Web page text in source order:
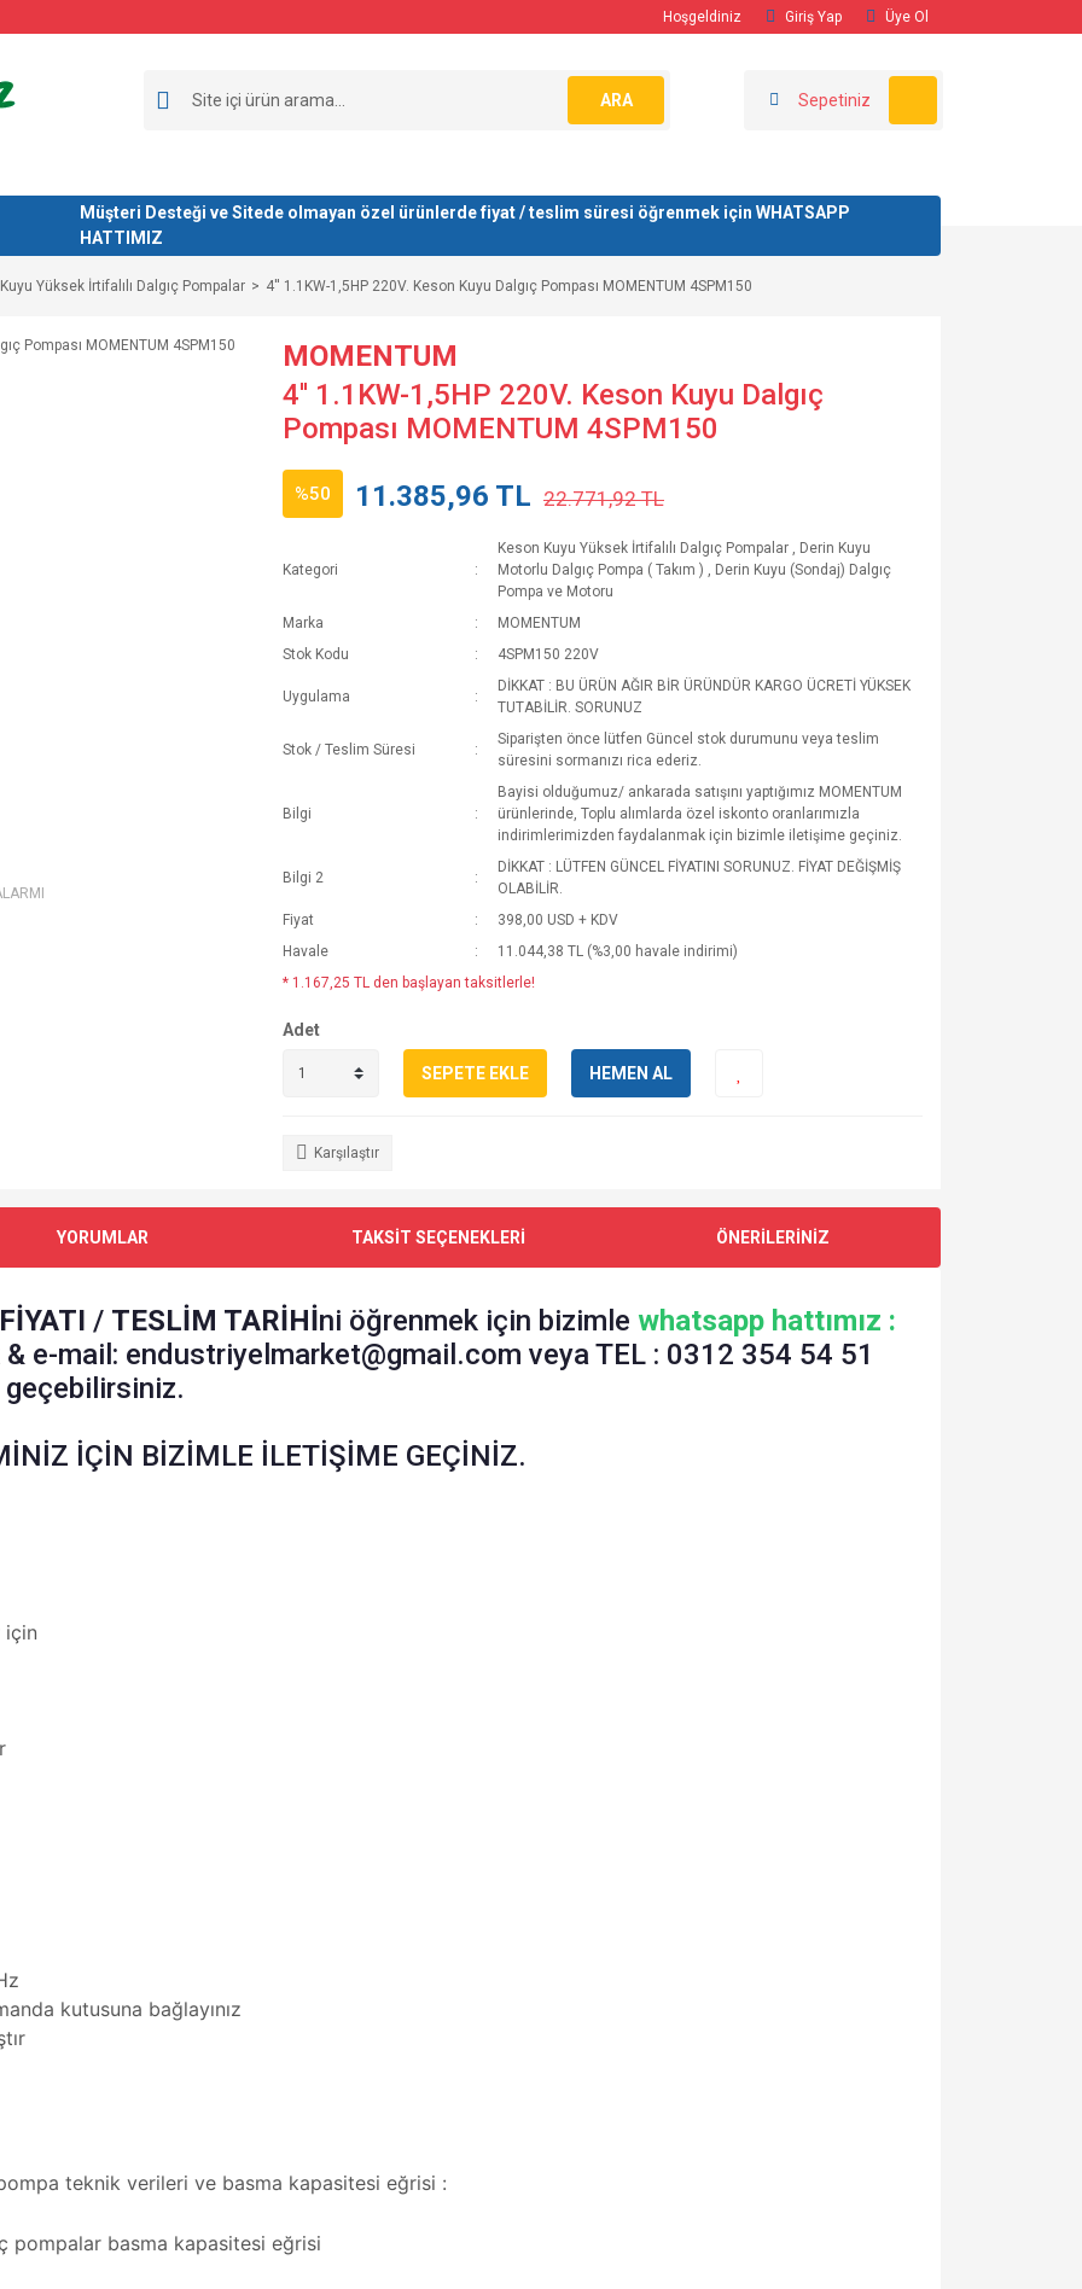
Hoşgeldiniz Giriş Yap Üye Ol
ARA Sepetiniz
Müşteri Desteği ve Sitede olmayan özel ürünlerde fiyat / teslim süresi öğrenmek için WHATSAPP
HATTIMIZ
Yüksek İrtifalılı Dalgıç Pompalar 4'' 1.1KW-1,5HP 220V. Keson Kuyu Dalgıç Pompası MOMENTUM 4SPM150
MOMENTUM
4'' 1.1KW-1,5HP 220V. Keson Kuyu Dalgıç
Pompası MOMENTUM 4SPM150
%50 11.385,96 TL 22.771,92 TL
Kategori
Keson Kuyu Yüksek İrtifalılı Dalgıç Pompalar , Derin Kuyu
Motorlu Dalgıç Pompa ( Takım ) , Derin Kuyu (Sondaj) Dalgıç
Pompa ve Motoru
Marka
MOMENTUM
Stok Kodu
4SPM150 220V
Uygulama
DİKKAT : BU ÜRÜN AĞIR BİR ÜRÜNDÜR KARGO ÜCRETİ YÜKSEK
TUTABİLİR. SORUNUZ
Stok / Teslim Süresi
Siparişten önce lütfen Güncel stok durumunu veya teslim
süresini sormanızı rica ederiz.
Bilgi
Bayisi olduğumuz/ ankarada satışını yaptığımız MOMENTUM
ürünlerinde, Toplu alımlarda özel iskonto oranlarımızla
indirimlerimizden faydalanmak için bizimle iletişime geçiniz.
Bilgi 2
DİKKAT : LÜTFEN GÜNCEL FİYATINI SORUNUZ. FİYAT DEĞİŞMİŞ
OLABİLİR.
Fiyat
398,00 USD + KDV
Havale
11.044,38 TL (%3,00 havale indirimi)
* 1.167,25 TL den başlayan taksitlerle!
Adet
SEPETE EKLE HEMEN AL
Karşılaştır
YORUMLAR TAKSİT SEÇENEKLERİ ÖNERİLERİNİZ
/ TESLİM TARİHİni öğrenmek için bizimle whatsapp hattımız :
e-mail: endustriyelmarket@gmail.com veya TEL : 0312 354 54 51
geçebilirsiniz.
İÇİN BİZİMLE İLETİŞİME GEÇİNİZ.
için
kutusuna bağlayınız
teknik verileri ve basma kapasitesi eğrisi :